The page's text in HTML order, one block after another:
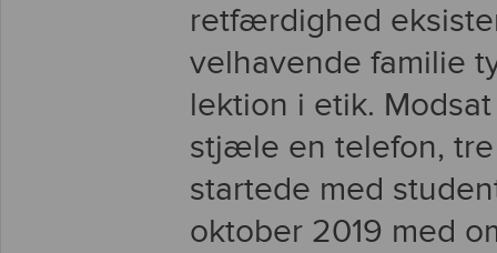
retfærdighed
velhavende familie
lektion i etik.
stjæle en telefon,
startede med
oktober 2019 med